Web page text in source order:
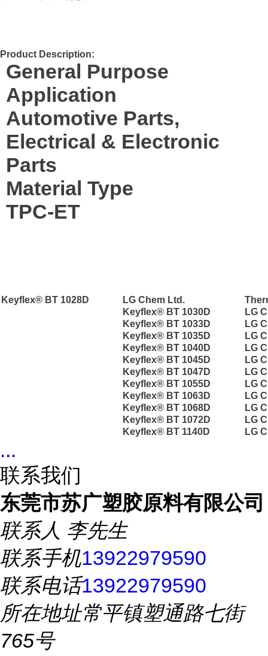
Product Description:
General Purpose
Application
Automotive Parts,
Electrical & Electronic
Parts
Material Type
TPC-ET
Keyflex® BT 1028D LG Chem Ltd.
Keyflex® BT 1030D
LG
Keyflex® BT 1033D
LG
Keyflex® BT 1035D
LG
Keyflex® BT 1040D
LG
Keyflex® BT 1045D
LG
Keyflex® BT 1047D
LG
Keyflex® BT 1055D
LG
Keyflex® BT 1063D
LG
Keyflex® BT 1068D
LG
Keyflex® BT 1072D
LG
Keyflex® BT 1140D
LG
...
联系我们
东莞市苏广塑胶原料有限公司
联系人 李先生
联系手机13922979590
联系电话13922979590
所在地址常平镇塑通路七街
765号